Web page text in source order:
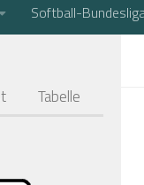
Softball-
Tabelle